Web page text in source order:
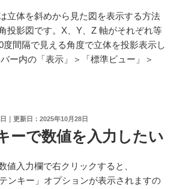
立体を斜めから見た図を表示する方法
投影図です。X、Y、Z 軸がそれぞれ等
度間隔で見える角度で立体を投影表示し
ー内の「表示」＞「標準ビュー」＞
2025年10月28日
ーで数値を入力したい
値入力欄で右クリックすると、
テンキー」オプションが表示されますの